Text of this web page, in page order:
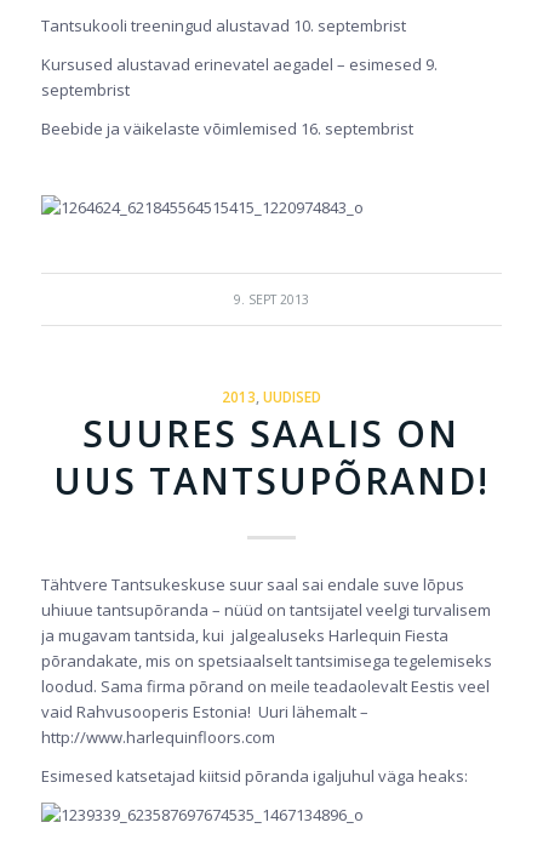
Tantsukooli treeningud alustavad 10. septembrist
Kursused alustavad erinevatel aegadel – esimesed 9.
septembrist
Beebide ja väikelaste võimlemised 16. septembrist
9. SEPT 2013
2013 UUDISED
SUURES SAALIS ON
UUS TANTSUPÕRAND!
Tähtvere Tantsukeskuse suur saal sai endale suve lõpus
uhiuue tantsupõranda – nüüd on tantsijatel veelgi turvalisem
ja mugavam tantsida, kui jalgealuseks Harlequin Fiesta
põrandakate, mis on spetsiaalselt tantsimisega tegelemiseks
loodud. Sama firma põrand on meile teadaolevalt Eestis veel
vaid Rahvusooperis Estonia! Uuri lähemalt –
http://www.harlequinfloors.com
Esimesed katsetajad kiitsid põranda igaljuhul väga heaks: